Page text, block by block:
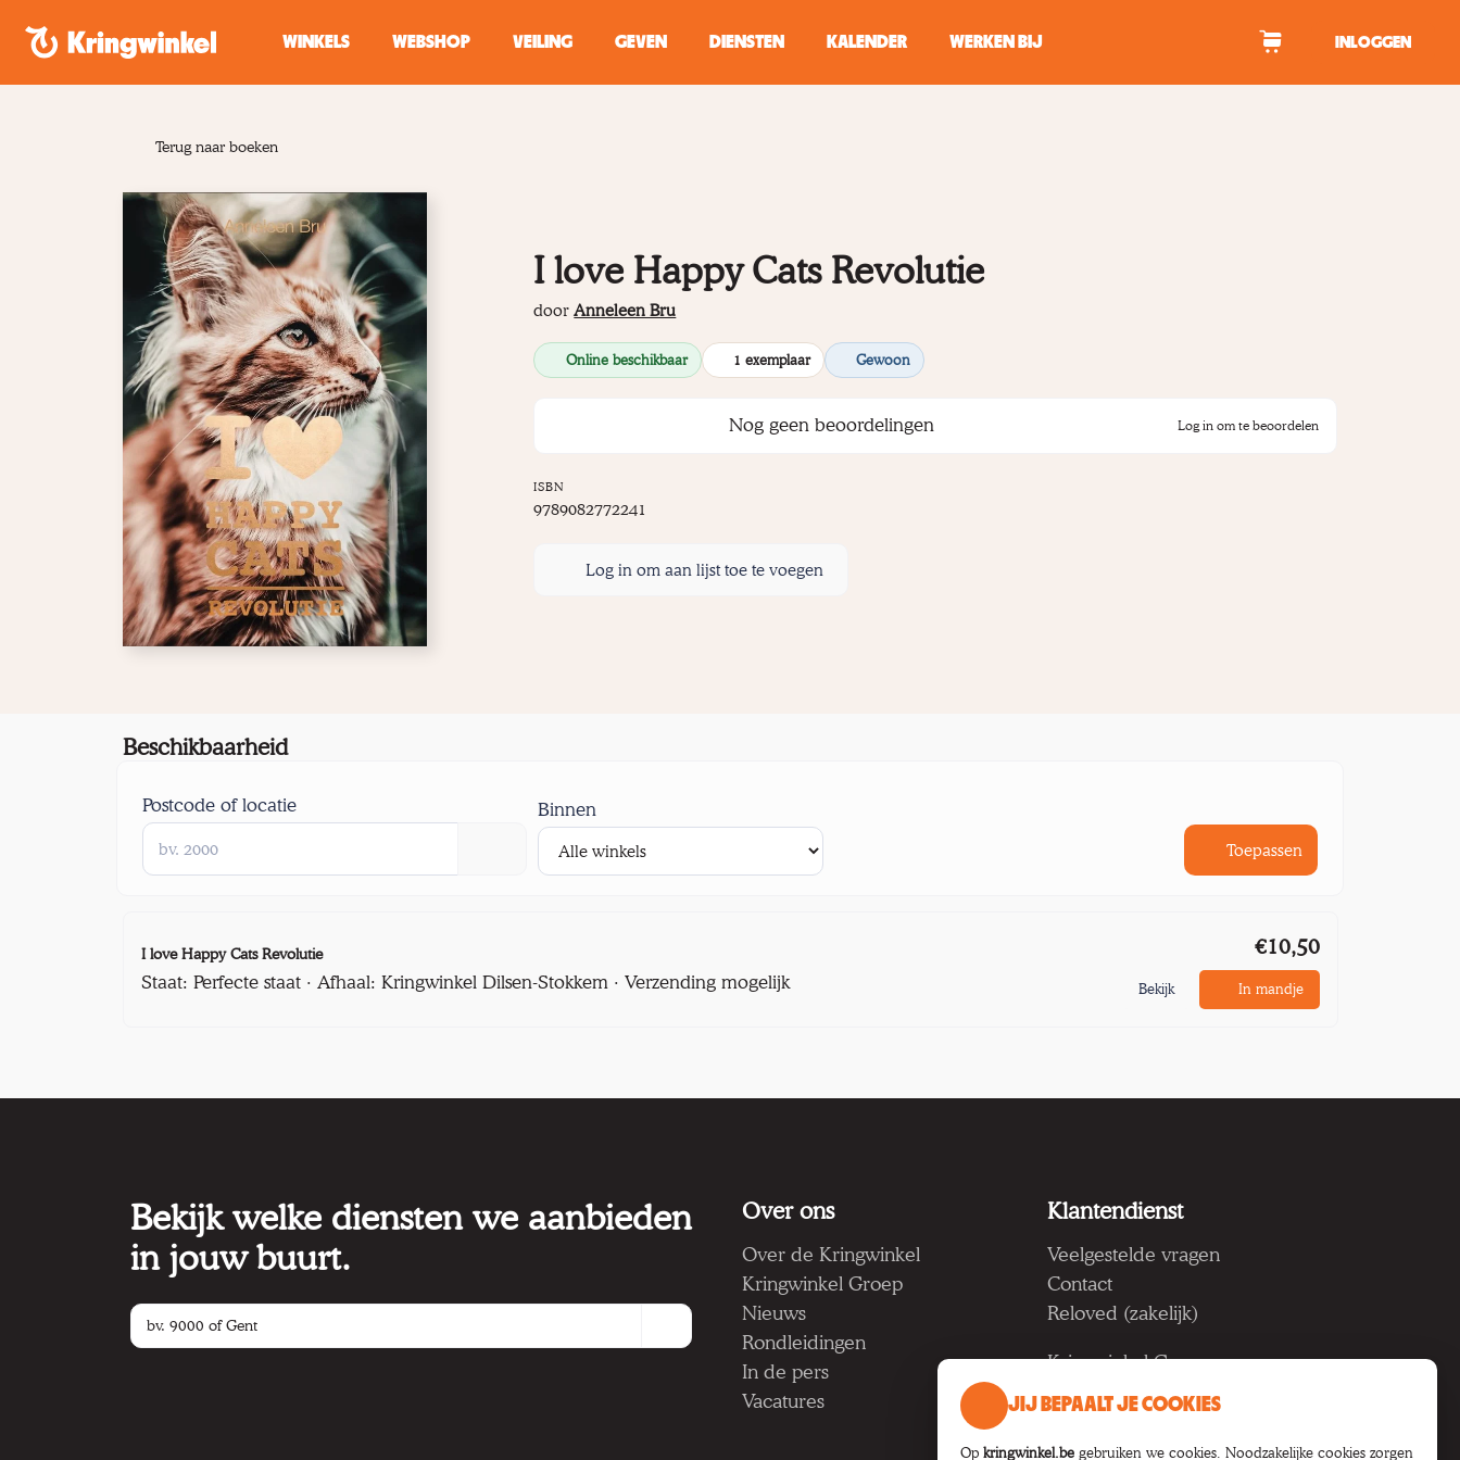
WINKELS
WEBSHOP VEILING GEVEN DIENSTEN KALENDER WERKEN BIJ INLOGGEN
Terug naar boeken
I love Happy Cats Revolutie
doorAnneleen Bru
Online beschikbaar 1 exemplaar Gewoon
Nog geen beoordelingen Log in om te beoordelen
ISBN
9789082772241
Log in om aan lijst toe te voegen
Beschikbaarheid
Postcode of locatie Binnen
Toepassen
I love Happy Cats Revolutie
Staat: Perfecte staat · Afhaal: Kringwinkel Dilsen-Stokkem · Verzending mogelijk
€10,50
Bekijk In mandje
Bekijk welke diensten we aanbieden
in jouw buurt.
Over ons
Over de Kringwinkel
Kringwinkel Groep
Nieuws
Rondleidingen
In de pers
Vacatures
Klantendienst
Veelgestelde vragen
Contact
Reloved (zakelijk)
Kringwinkel Groep vzw
Koning Albertlaan 124, 9000
JIJ BEPAALT JE COOKIES
Op kringwinkel.be gebruiken we cookies. Noodzakelijke cookies zorgen